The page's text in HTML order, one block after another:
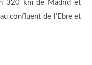
320 km de Madrid et
confluent de l’Ebre et